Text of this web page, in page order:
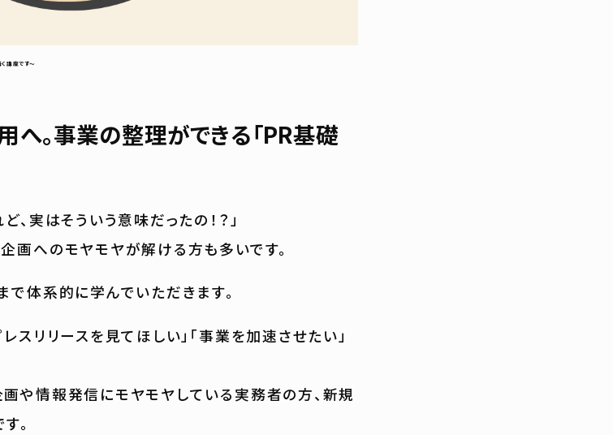
講座です～
。事業の整理ができる「PR基礎
、実はそういう意味だったの！？」
画へのモヤモヤが解ける方も多いです。
体系的に学んでいただきます。
スリリースを見てほしい」「事業を加速させたい」
や情報発信にモヤモヤしている実務者の方、新規
。